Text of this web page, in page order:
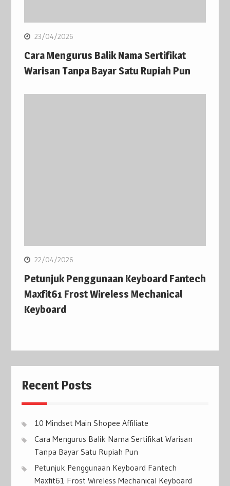
23/04/2026
Cara Mengurus Balik Nama Sertifikat
Warisan Tanpa Bayar Satu Rupiah Pun
22/04/2026
Petunjuk Penggunaan Keyboard Fantech
Maxfit61 Frost Wireless Mechanical
Keyboard
Recent Posts
10 Mindset Main Shopee Affiliate
Cara Mengurus Balik Nama Sertifikat Warisan
Tanpa Bayar Satu Rupiah Pun
Petunjuk Penggunaan Keyboard Fantech
Maxfit61 Frost Wireless Mechanical Keyboard